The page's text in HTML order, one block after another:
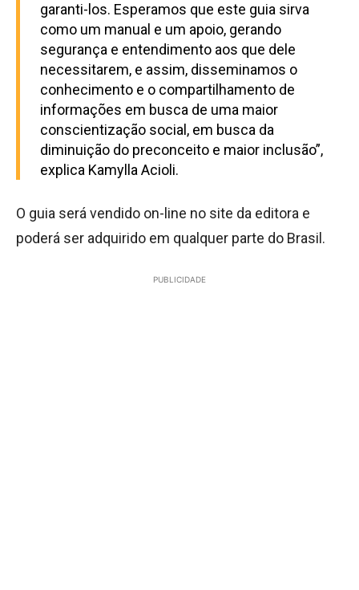
garanti-los. Esperamos que este guia sirva
como um manual e um apoio, gerando
segurança e entendimento aos que dele
necessitarem, e assim, disseminamos o
conhecimento e o compartilhamento de
informações em busca de uma maior
conscientização social, em busca da
diminuição do preconceito e maior inclusão”,
explica Kamylla Acioli.
O guia será vendido on-line no site da editora e
poderá ser adquirido em qualquer parte do Brasil.
PUBLICIDADE